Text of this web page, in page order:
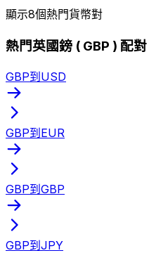
顯示8個熱門貨幣對
熱門英國鎊 ( GBP ) 配對
GBP到USD
GBP到EUR
GBP到GBP
GBP到JPY